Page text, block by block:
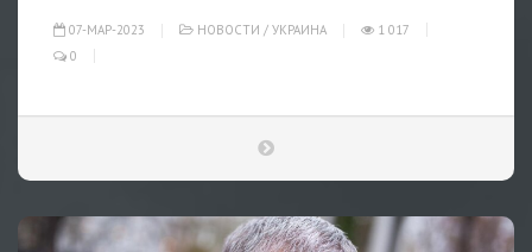
07-МАР-2023 НОВОСТИ / УКРАИНА
1 017
0